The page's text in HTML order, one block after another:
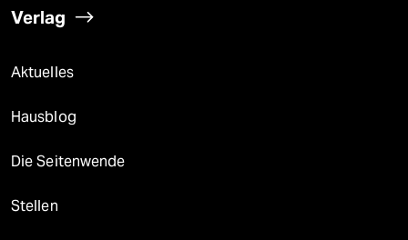
Verlag
Aktuelles
Hausblog
Die Seitenwende
Stellen